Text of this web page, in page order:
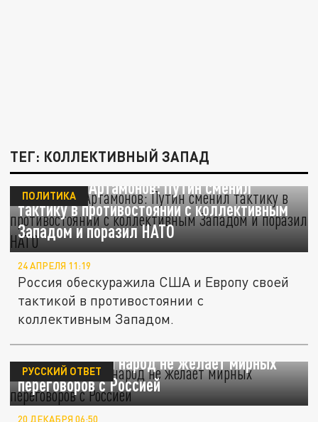
ТЕГ: КОЛЛЕКТИВНЫЙ ЗАПАД
Разведчик Артамонов: Путин сменил
тактику в противостоянии с коллективным
Западом и поразил НАТО
ПОЛИТИКА
24 АПРЕЛЯ 11:19
Россия обескуражила США и Европу своей
тактикой в противостоянии с
коллективным Западом.
Зеленский: мой народ не желает мирных
переговоров с Россией
РУССКИЙ ОТВЕТ
20 ДЕКАБРЯ 06:50